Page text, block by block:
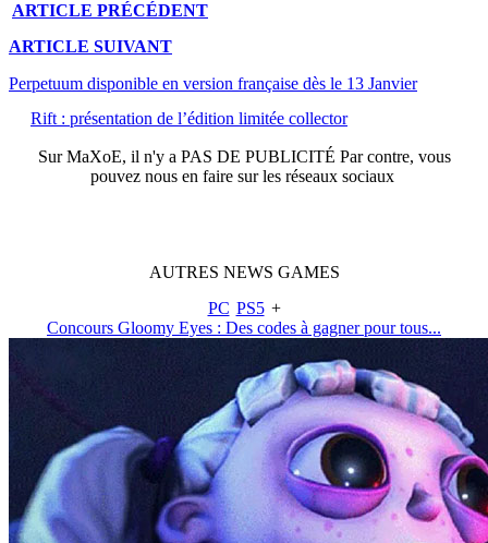
ARTICLE PRÉCÉDENT
ARTICLE SUIVANT
Perpetuum disponible en version française dès le 13 Janvier
Rift : présentation de l’édition limitée collector
SurMaXoE, il n'y a PAS DE PUBLICITÉ Par contre, vous
pouvez nous en faire sur les réseaux sociaux
AUTRES NEWS GAMES
PC PS5 +
Concours Gloomy Eyes : Des codes à gagner pour tous...